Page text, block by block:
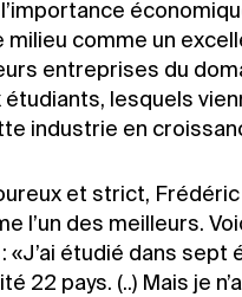
milieu comme un
entreprises du
étudiants, lesquels
industrie en
et strict,
l’un des meilleurs.
: «J’ai étudié dans
22 pays. (..) Mais je